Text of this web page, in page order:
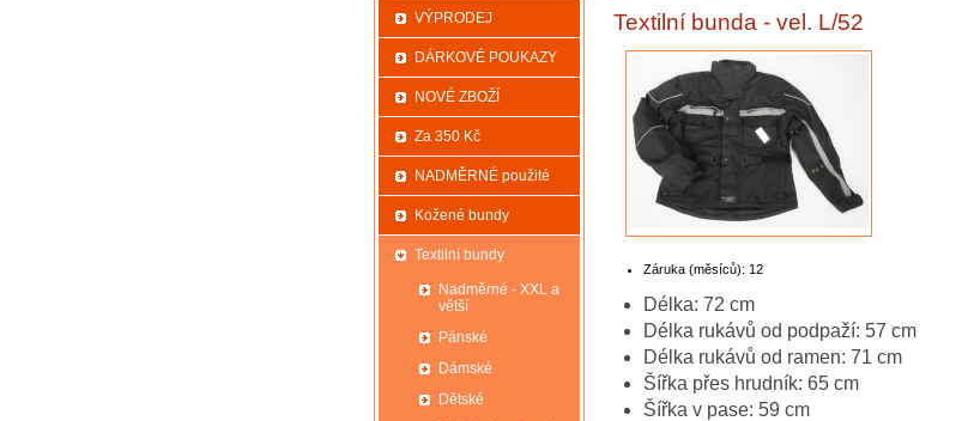
Textilní bunda - vel. L/52
Záruka (měsíců): 12
Délka: 72 cm
Délka rukávů od podpaží: 57 cm
Délka rukávů od ramen: 71 cm
Šířka přes hrudník: 65 cm
Šířka v pase: 59 cm
VÝPRODEJ
DÁRKOVÉ POUKAZY
NOVÉ ZBOŽÍ
Za 350 Kč
NADMĚRNÉ použité
Kožené bundy
Textilní bundy
Nadměrné - XXL a
větší
Pánské
Dámské
Dětské